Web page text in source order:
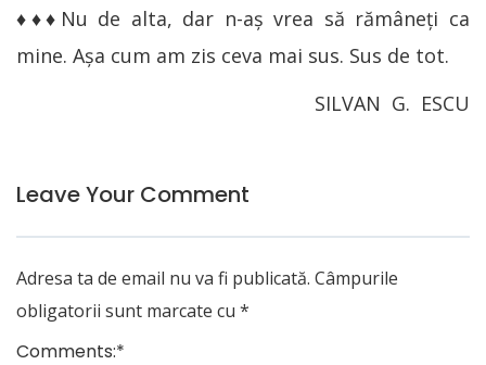
♦♦♦Nu de alta, dar n-aş vrea să rămâneţi ca
mine. Aşa cum am zis ceva mai sus. Sus de tot.
SILVAN G. ESCU
Leave Your Comment
Adresa ta de email nu va fi publicată. Câmpurile
obligatorii sunt marcate cu *
Comments:*